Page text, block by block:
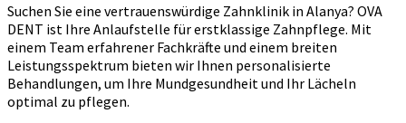
Suchen Sie eine vertrauenswürdige Zahnklinik in Alanya? OVA
DENT ist Ihre Anlaufstelle für erstklassige Zahnpflege. Mit
einem Team erfahrener Fachkräfte und einem breiten
Leistungsspektrum bieten wir Ihnen personalisierte
Behandlungen, um Ihre Mundgesundheit und Ihr Lächeln
optimal zu pflegen.